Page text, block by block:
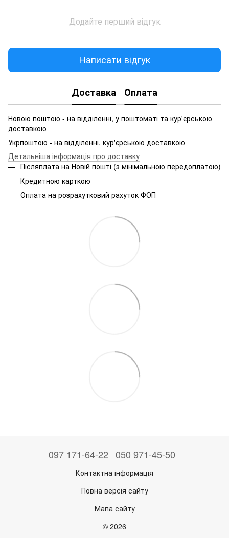
Додайте перший відгук
Написати відгук
Доставка Оплата
Новою поштою - на відділенні, у поштоматі та кур'єрською
доставкою
Укрпоштою - на відділенні, кур'єрською доставкою
Детальніша інформація про доставку
Післяплата на Новій пошті (з мінімальною передоплатою)
Кредитною карткою
Оплата на розрахутковий рахуток ФОП
097 171-64-22 050 971-45-50
Контактна інформація
Повна версія сайту
Мапа сайту
© 2026